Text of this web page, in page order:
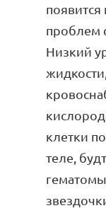
проблем
Низкий
клетки
теле,